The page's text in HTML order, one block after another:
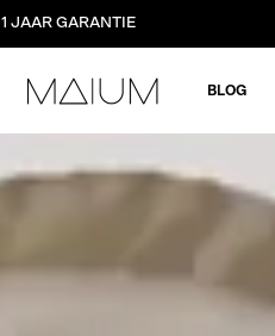
1 JAAR GARANTIE
BLOG